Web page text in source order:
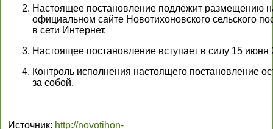
Настоящее постановление подлежит размещению
официальном сайте Новотихоновского сельского
в сети Интернет.
Настоящее постановление вступает в силу 15 июня
Контроль исполнения настоящего постановление
за собой.
Источник: http://novotihon-